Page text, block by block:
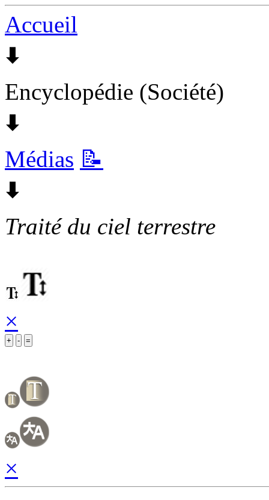
Accueil
🠯
Encyclopédie (Société)
🠯
Médias 📝
🠯
Traité du ciel terrestre
×
+ - =
×